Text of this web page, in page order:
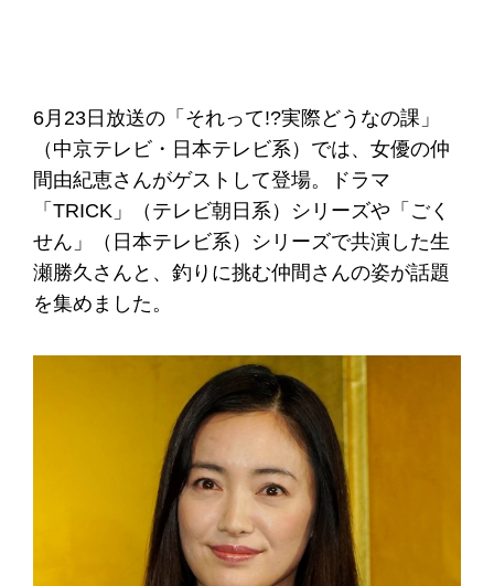
6月23日放送の「それって!?実際どうなの課」
（中京テレビ・日本テレビ系）では、女優の仲
間由紀恵さんがゲストして登場。ドラマ
「TRICK」（テレビ朝日系）シリーズや「ごく
せん」（日本テレビ系）シリーズで共演した生
瀬勝久さんと、釣りに挑む仲間さんの姿が話題
を集めました。